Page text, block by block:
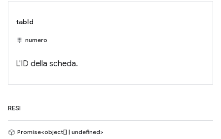
tabId
numero
L'ID della scheda.
RESI
Promise<object[] | undefined>